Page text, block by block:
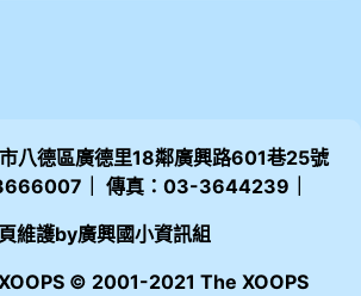
八德區廣德里18鄰廣興路601巷25號
｜ 傳真：03-3644239｜
維護by廣興國小資訊組
© 2001-2021 The XOOPS